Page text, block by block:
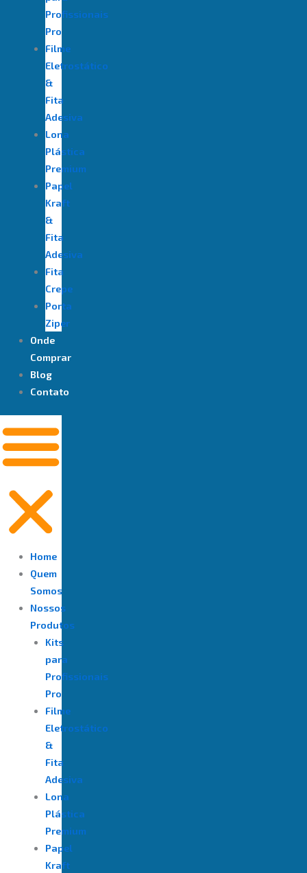
Profissionais
Pro
Filme
Eletrostático
&
Fita
Adesiva
⁠Lona
Plástica
Premium
Papel
Kraft
&
Fita
Adesiva
Fita
Crepe
Porta
Ziper
Onde
Comprar
Blog
Contato
Home
Quem
Somos
Nossos
Produtos
Kits
para
Profissionais
Pro
Filme
Eletrostático
&
Fita
Adesiva
⁠Lona
Plástica
Premium
Papel
Kraft